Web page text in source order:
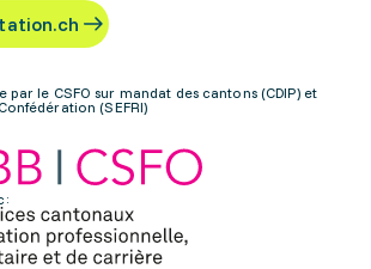
le CSFO sur mandat des cantons (CDIP) et
(SEFRI)